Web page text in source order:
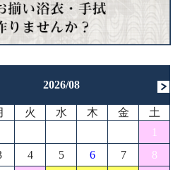
2026/08
火 水 木 金
土
1
4 5 6 7
8